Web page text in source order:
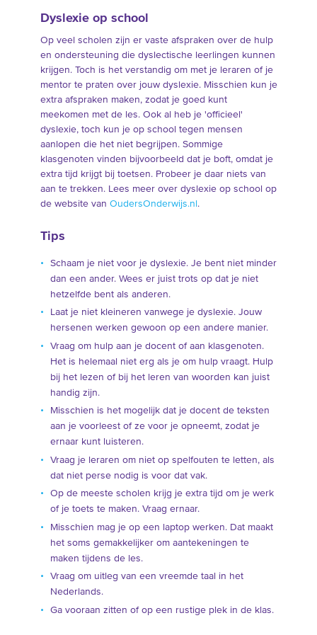
Dyslexie op school
Op veel scholen zijn er vaste afspraken over de hulp
en ondersteuning die dyslectische leerlingen kunnen
krijgen. Toch is het verstandig om met je leraren of je
mentor te praten over jouw dyslexie. Misschien kun je
extra afspraken maken, zodat je goed kunt
meekomen met de les. Ook al heb je 'officieel'
dyslexie, toch kun je op school tegen mensen
aanlopen die het niet begrijpen. Sommige
klasgenoten vinden bijvoorbeeld dat je boft, omdat je
extra tijd krijgt bij toetsen. Probeer je daar niets van
aan te trekken. Lees meer over dyslexie op school op
de website van OudersOnderwijs.nl .
Tips
Schaam je niet voor je dyslexie. Je bent niet minder
dan een ander. Wees er juist trots op dat je niet
hetzelfde bent als anderen.
Laat je niet kleineren vanwege je dyslexie. Jouw
hersenen werken gewoon op een andere manier.
Vraag om hulp aan je docent of aan klasgenoten.
Het is helemaal niet erg als je om hulp vraagt. Hulp
bij het lezen of bij het leren van woorden kan juist
handig zijn.
Misschien is het mogelijk dat je docent de teksten
aan je voorleest of ze voor je opneemt, zodat je
ernaar kunt luisteren.
Vraag je leraren om niet op spelfouten te letten, als
dat niet perse nodig is voor dat vak.
Op de meeste scholen krijg je extra tijd om je werk
of je toets te maken. Vraag ernaar.
Misschien mag je op een laptop werken. Dat maakt
het soms gemakkelijker om aantekeningen te
maken tijdens de les.
Vraag om uitleg van een vreemde taal in het
Nederlands.
Ga vooraan zitten of op een rustige plek in de klas.